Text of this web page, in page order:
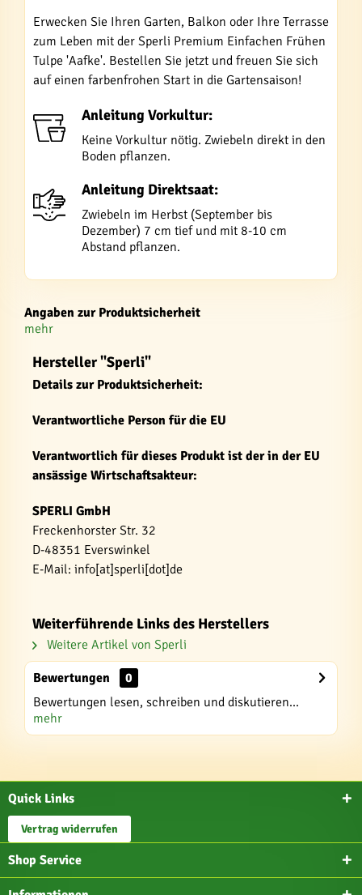
Erwecken Sie Ihren Garten, Balkon oder Ihre Terrasse
zum Leben mit der Sperli Premium Einfachen Frühen
Tulpe 'Aafke'. Bestellen Sie jetzt und freuen Sie sich
auf einen farbenfrohen Start in die Gartensaison!
Anleitung Vorkultur:
Keine Vorkultur nötig. Zwiebeln direkt in den
Boden pflanzen.
Anleitung Direktsaat:
Zwiebeln im Herbst (September bis
Dezember) 7 cm tief und mit 8-10 cm
Abstand pflanzen.
Angaben zur Produktsicherheit
mehr
Hersteller "Sperli"
Details zur Produktsicherheit:
Verantwortliche Person für die EU
Verantwortlich für dieses Produkt ist der in der EU
ansässige Wirtschaftsakteur:
SPERLI GmbH
Freckenhorster Str. 32
D-48351 Everswinkel
E-Mail: info[at]sperli[dot]de
Weiterführende Links des Herstellers
Weitere Artikel von Sperli
Bewertungen
0
Bewertungen lesen, schreiben und diskutieren...
mehr
Quick Links
Vertrag widerrufen
Shop Service